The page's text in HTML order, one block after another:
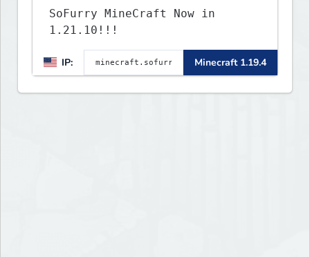
SoFurry MineCraft Now in
1.21.10!!!
IP: Minecraft 1.19.4